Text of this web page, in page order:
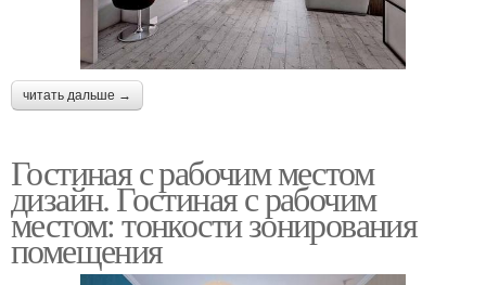
читать дальше →
Гостиная с рабочим местом
дизайн. Гостиная с рабочим
местом: тонкости зонирования
помещения